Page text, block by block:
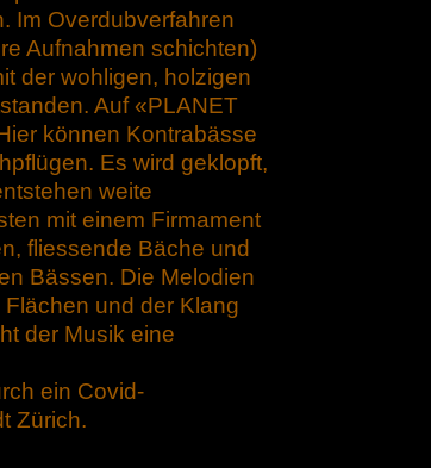
Im Overdubverfahren
Aufnahmen schichten)
der wohligen, holzigen
Auf «PLANET
können Kontrabässe
Es wird geklopft,
weite
mit einem Firmament
fliessende Bäche und
Bässen. Die Melodien
und der Klang
der Musik eine
ein Covid-
Zürich.